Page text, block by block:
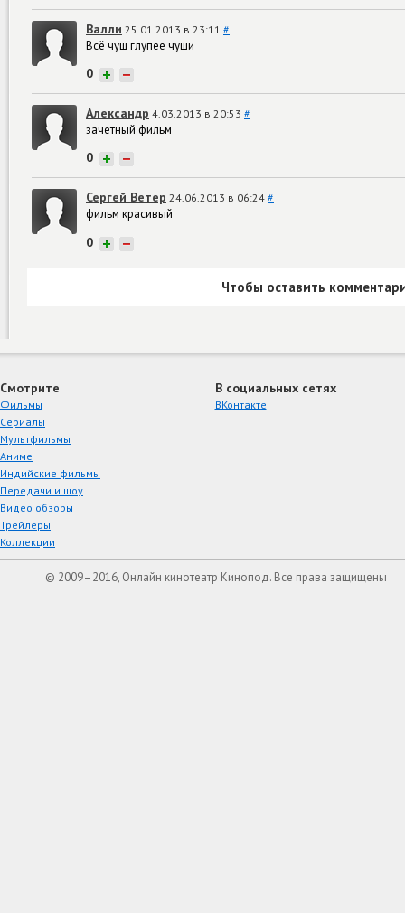
Валли 25.01.2013 в 23:11 #
Всё чуш глупее чуши
0 + −
Александр 4.03.2013 в 20:53 #
зачетный фильм
0 + −
Сергей Ветер 24.06.2013 в 06:24 #
фильм красивый
0 + −
Чтобы оставить
Смотрите
Фильмы
Сериалы
Мультфильмы
Аниме
Индийские фильмы
Передачи и шоу
Видео обзоры
Трейлеры
Коллекции
В социальных сетях
ВКонтакте
© 2009–2016, Онлайн кинотеатр Кинопод. Все права защищены